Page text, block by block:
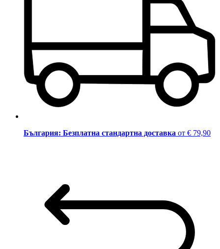
България: Безплатна стандартна доставка от € 79,90